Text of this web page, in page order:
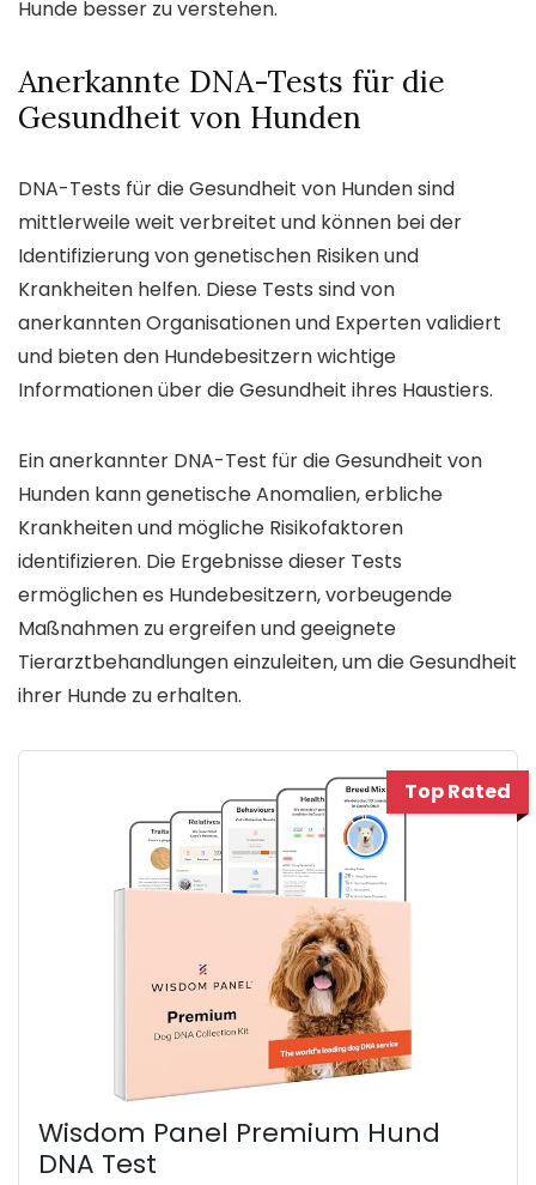
Hunde besser zu verstehen.
Anerkannte DNA-Tests für die
Gesundheit von Hunden
DNA-Tests für die Gesundheit von Hunden sind
mittlerweile weit verbreitet und können bei der
Identifizierung von genetischen Risiken und
Krankheiten helfen. Diese Tests sind von
anerkannten Organisationen und Experten validiert
und bieten den Hundebesitzern wichtige
Informationen über die Gesundheit ihres Haustiers.
Ein anerkannter DNA-Test für die Gesundheit von
Hunden kann genetische Anomalien, erbliche
Krankheiten und mögliche Risikofaktoren
identifizieren. Die Ergebnisse dieser Tests
ermöglichen es Hundebesitzern, vorbeugende
Maßnahmen zu ergreifen und geeignete
Tierarztbehandlungen einzuleiten, um die Gesundheit
ihrer Hunde zu erhalten.
Top Rated
Wisdom Panel Premium Hund
DNA Test